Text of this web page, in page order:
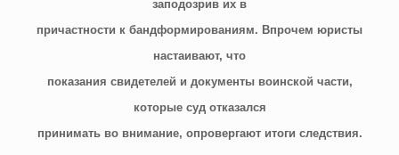
заподозрив их в
причастности к бандформированиям. Впрочем юристы
настаивают, что
показания свидетелей и документы воинской части,
которые суд отказался
принимать во внимание, опровергают итоги следствия.